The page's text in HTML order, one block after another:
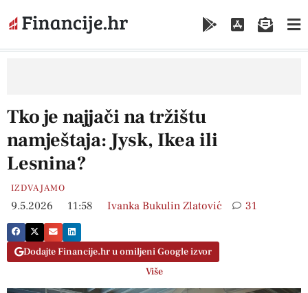
Tko je najjači na tržištu
namještaja: Jysk, Ikea ili
Lesnina?
IZDVAJAMO
9.5.2026 11:58 Ivanka Bukulin Zlatović 31
Dodajte Financije.hr u omiljeni Google izvor
Više